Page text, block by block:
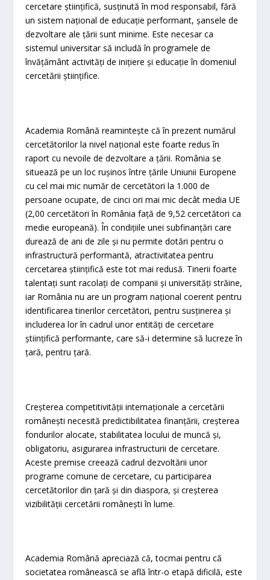
cercetare științifică, susținută în mod responsabil, fără
un sistem național de educație performant, șansele de
dezvoltare ale țării sunt minime. Este necesar ca
sistemul universitar să includă în programele de
învățământ activități de inițiere și educație în domeniul
cercetării științifice.
Academia Română reamintește că în prezent numărul
cercetătorilor la nivel național este foarte redus în
raport cu nevoile de dezvoltare a țării. România se
situează pe un loc rușinos între țările Uniunii Europene
cu cel mai mic număr de cercetători la 1.000 de
persoane ocupate, de cinci ori mai mic decât media UE
(2,00 cercetători în România față de 9,52 cercetători ca
medie europeană). În condițiile unei subfinanțări care
durează de ani de zile și nu permite dotări pentru o
infrastructură performantă, atractivitatea pentru
cercetarea științifică este tot mai redusă. Tinerii foarte
talentați sunt racolați de companii și universități străine,
iar România nu are un program național coerent pentru
identificarea tinerilor cercetători, pentru susținerea și
includerea lor în cadrul unor entități de cercetare
științifică performante, care să-i determine să lucreze în
țară, pentru țară.
Creșterea competitivității internaționale a cercetării
românești necesită predictibilitatea finanțării, creșterea
fondurilor alocate, stabilitatea locului de muncă și,
obligatoriu, asigurarea infrastructurii de cercetare.
Aceste premise creează cadrul dezvoltării unor
programe comune de cercetare, cu participarea
cercetătorilor din țară și din diaspora, și creșterea
vizibilității cercetării românești în lume.
Academia Română apreciază că, tocmai pentru că
societatea românească se află într-o etapă dificilă, este